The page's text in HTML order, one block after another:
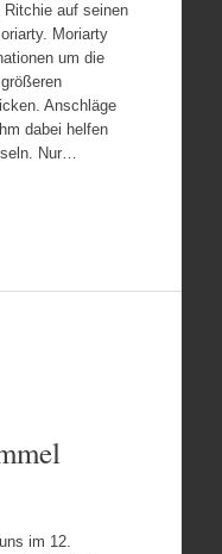
auf seinen
Moriarty
um die
Anschläge
dabei helfen
Nur…
im 12.